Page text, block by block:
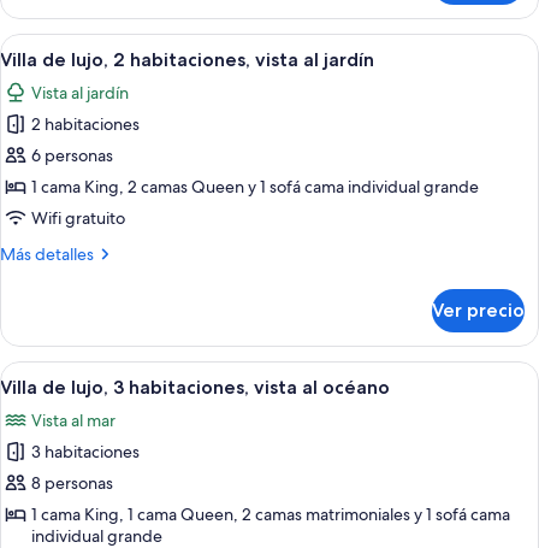
océano
de
lujo,
1
habitación,
vista
al
océano
Abrir
todas
las
fotos
de
Villa
de
2
al
jardín
Habitación de hotel ordenada con
4
Villa de lujo, 2 habitaciones, vista al jardín
Vista al jardín
2 habitaciones
6 personas
1 cama King, 2 camas Queen y 1 sofá cama individual grande
Wifi gratuito
Más detalles
Más
de
lujo,
2
habitaciones,
vista
al
jardín
Ver precio
Abrir
todas
las
fotos
de
Villa
Habitación de hotel con dos camas,
6
Villa de lujo, 3 habitaciones, vista al océano
Vista al mar
3 habitaciones
8 personas
1 cama King, 1 cama Queen, 2 camas matrimoniales y 1 sofá cama
individual grande